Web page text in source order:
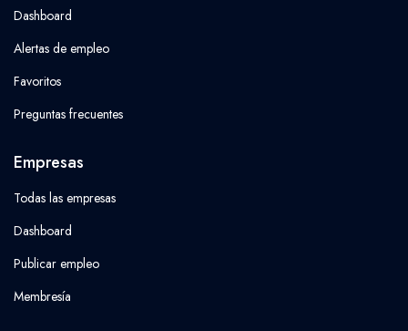
Dashboard
Alertas de empleo
Favoritos
Preguntas frecuentes
Empresas
Todas las empresas
Dashboard
Publicar empleo
Membresía